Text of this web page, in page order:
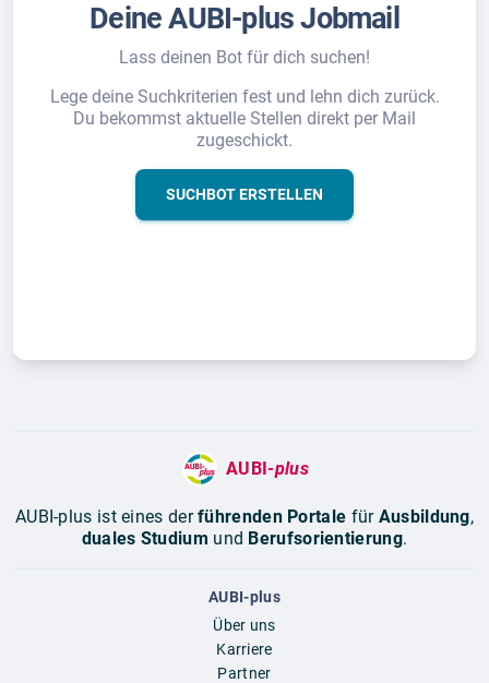
Deine AUBI-plus Jobmail
Lass deinen Bot für dich suchen!
Lege deine Suchkriterien fest und lehn dich zurück.
Du bekommst aktuelle Stellen direkt per Mail
zugeschickt.
SUCHBOT ERSTELLEN
AUBI-plus
AUBI-plus ist eines derführenden Portale für Ausbildung,
duales Studium und Berufsorientierung.
AUBI-plus
Über uns
Karriere
Partner